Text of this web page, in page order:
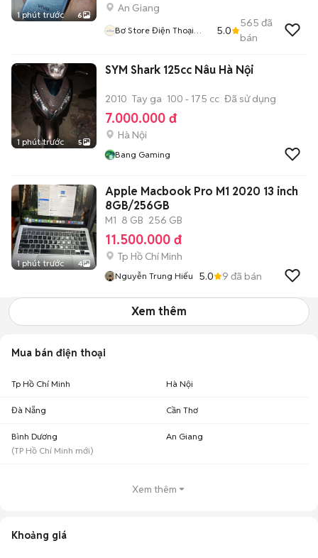
1 phút trước 6
An Giang
Bơ Store Điện Thoại
5.0
565 đã
bán
1 phút trước 5
SYM Shark 125cc Nâu Hà Nội
2010 Tay ga 100 - 175 cc Đã sử dụng
7.000.000 đ
Hà Nội
Bang Gaming
1 phút trước 4
Apple Macbook Pro M1 2020 13 inch
8GB/256GB
M1 8 GB 256 GB
11.500.000 đ
Tp Hồ Chí Minh
Nguyễn Trung Hiếu 5.0 9 đã bán
Xem thêm
Mua bán điện thoại
Tp Hồ Chí Minh Hà Nội
Đà Nẵng Cần Thơ
Bình Dương
(TP Hồ Chí Minh mới)
An Giang
Xem thêm
Khoảng giá